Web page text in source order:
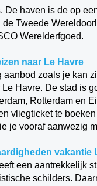
De haven is de op
de Tweede
Werelderfgoed.
naar Le Havre
aanbod zoals je kan
Le Havre. De stad is
Rotterdam en
vliegticket te
je vooraf aanwezig
vakantie
een aantrekkelijk
schilders.